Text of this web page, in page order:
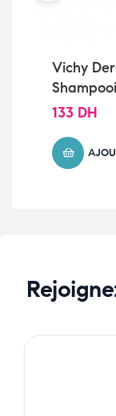
Vichy
200ml
133 DH